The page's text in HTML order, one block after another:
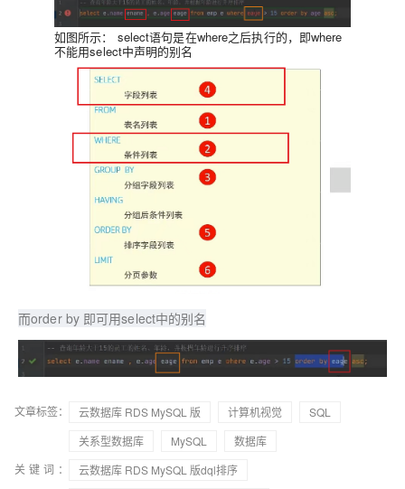
如图所示：
select语句是在where之后执行的，即where
不能用select中声明的别名
而order by 即可用select中的别名
文章标签： 云数据库 RDS MySQL 版 计算机视觉
SQL
关系型数据库
MySQL
数据库
关键词：
云数据库 RDS MySQL 版dql排序